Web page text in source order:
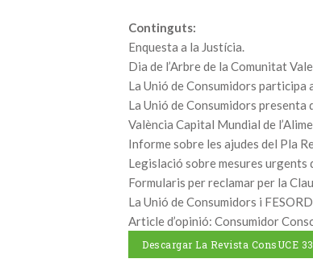
Continguts:
Enquesta a la Justícia.
Dia de l’Arbre de la Comunitat
La Unió de Consumidors participa
La Unió de Consumidors
València Capital Mundial de
Informe sobre les ajudes del Pla
Legislació sobre mesures urgents
Formularis per reclamar per la
La Unió de Consumidors i
Article d’opinió: Consumidor
Descargar La Revista ConsUCE 33